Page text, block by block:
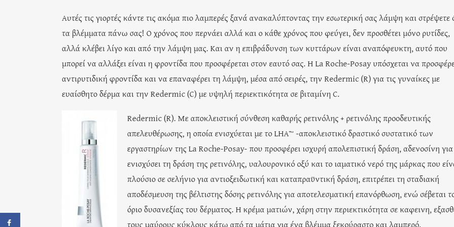
Αυτές τις γιορτές κάντε τις ακόμα πιο λαμπερές ξανά ανακαλύπτοντας την εσωτερική σας λάμψη και στρέψετε
τα βλέμματα πάνω σας! Ο χρόνος που περνάει αλλά και ο κάθε χρόνος που φεύγει, δεν προσθέτει μόνο ρυτίδες,
αλλά κλέβει λίγο και από την λάμψη μας. Και αν η επιβράδυνση των κυττάρων είναι αναπόφευκτη, αυτό που
μπορεί να αλλάξει είναι η φροντίδα που προσφέρεται στον εαυτό σας. Η La Roche-Posay υπόσχεται να
αντιρυτιδική φροντίδα και να επαναφέρει τη λάμψη, μέσα από σειρές, την Redermic (R) για τις γυναίκες με
ευαίσθητο δέρμα και την Redermic (C) με υψηλή περιεκτικότητα σε βιταμίνη C.
Redermic (R). Με αποκλειστική σύνθεση καθαρής ρετινόλης + ρετινόλης προοδευτικής
απελευθέρωσης, η οποία ενισχύεται με το LHA™ -αποκλειστικό δραστικό συστατικό των
εργαστηρίων της La Roche-Posay- που προσφέρει ισχυρή απολεπιστική δράση, αδενοσίνη
ενισχύσει τη δράση της ρετινόλης, υαλουρονικό οξύ και το ιαματικό νερό της μάρκας που
πλούσιο σε σελήνιο για αντιοξειδωτική και καταπραϋντική δράση, επιτρέπει τη σταδιακή
αποδέσμευση της βέλτιστης δόσης ρετινόλης για αποτελεσματική επανόρθωση, ενώ σέβεται
όριο δυσανεξίας του δέρματος. Η κρέμα ματιών, χάρη στην περιεκτικότητα σε καφεινη,
τους μαύρους κύκλους κάτω από τα μάτια για ένα βλέμμα ξεκούραστο και λαμπερό.